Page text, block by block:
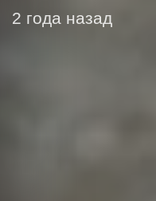
2 года назад